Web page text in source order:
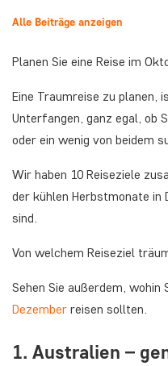
Alle Beiträge anzeigen
Planen Sie eine Reise im
Eine Traumreise zu planen,
Unterfangen, ganz egal, ob
oder ein wenig von beidem
Wir haben 10 Reiseziele
der kühlen Herbstmonate
sind.
Von welchem Reiseziel
Sehen Sie außerdem, wohin
Dezember reisen sollten.
1. Australien –